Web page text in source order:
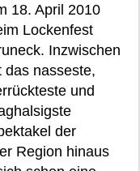
18. April 2010
Lockenfest
Inzwischen
das nasseste,
und
der
Region hinaus